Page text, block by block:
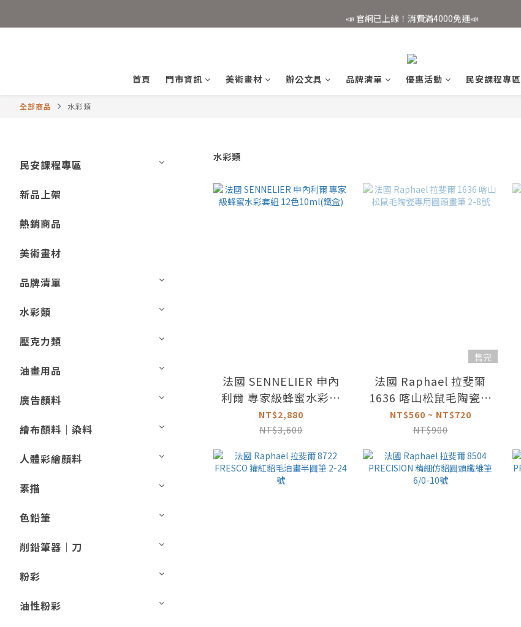
📣 官網已上線！消費滿4000免運📣
📣 官網已上線！消費滿4000免運📣
首頁 門市資訊 美術畫材 辦公文具 品牌清單 優惠活動 民安課程專區
全部商品 水彩類
民安課程專區
新品上架
熱銷商品
美術畫材
品牌清單
水彩類
壓克力類
油畫用品
廣告顏料
繪布顏料｜染料
人體彩繪顏料
素描
色鉛筆
削鉛筆器｜刀
粉彩
油性粉彩
水彩類
法國 SENNELIER 申內
利爾 專家級蜂蜜水彩套
組 12色10ml(鐵盒)
NT$2,880
NT$3,600
售完
法國 Raphael 拉斐爾
1636 喀山松鼠毛陶瓷專
用圓頭畫筆 2-8號
NT$560 ~ NT$720
NT$900